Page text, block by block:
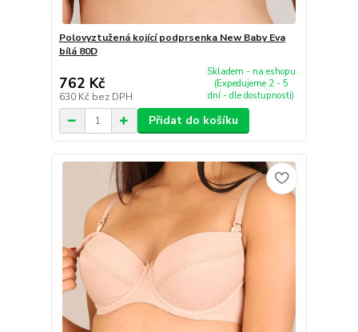
Polovyztužená kojící podprsenka New Baby Eva
bílá 80D
762 Kč
630 Kč bez DPH
Skladem - na eshopu
(Expedujeme 2 - 5
dní - dle dostupnosti)
Přidat do košíku